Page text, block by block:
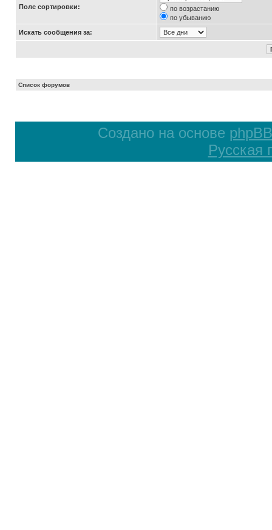
Поле сортировки:
по возрастанию
по убыванию
Искать сообщения за:
Список форумов
Создано на основе phpBB
Русская